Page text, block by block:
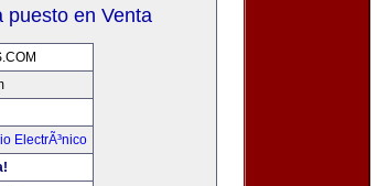
puesto en Venta
ElectrÃ³nico